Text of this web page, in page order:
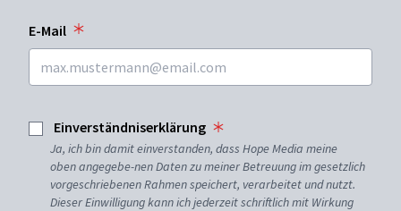
E-Mail
Einverständniserklärung
Ja, ich bin damit einverstanden, dass Hope Media meine
oben angegebe-nen Daten zu meiner Betreuung im gesetzlich
vorgeschriebenen Rahmen speichert, verarbeitet und nutzt.
Dieser Einwilligung kann ich jederzeit schriftlich mit Wirkung